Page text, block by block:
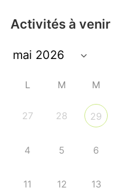
Activités à venir
L M M
27 28 29
4 5 6
11 12 13